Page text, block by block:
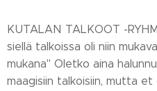
KUTALAN TALKOOT -
siellä talkoissa oli niin
mukana" Oletko aina
maagisiin talkoisiin, mutta